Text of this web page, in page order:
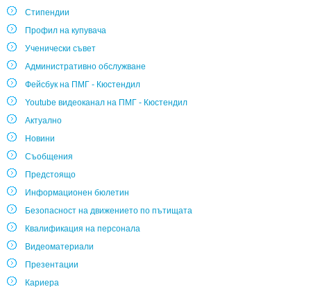
Стипендии
Профил на купувача
Ученически съвет
Административно обслужване
Фейсбук на ПМГ - Кюстендил
Youtube видеоканал на ПМГ - Кюстендил
Актуално
Новини
Съобщения
Предстоящо
Информационен бюлетин
Безопасност на движението по пътищата
Квалификация на персонала
Видеоматериали
Презентации
Кариера